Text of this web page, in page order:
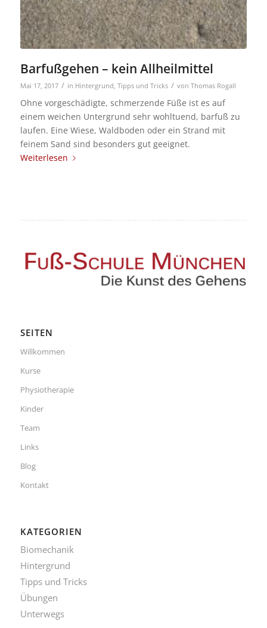
Barfußgehen – kein Allheilmittel
Mai 17, 2017 / in Hintergrund Tipps und Tricks / von Thomas Rogall
Ohne vorgeschädigte, schmerzende Füße ist es auf
einem weichen Untergrund sehr wohltuend, barfuß zu
laufen. Eine Wiese, Waldboden oder ein Strand mit
feinem Sand sind besonders gut geeignet.
Weiterlesen
SEITEN
Willkommen
Kurse
Physiotherapie
Kinder
Team
Links
Blog
Kontakt
KATEGORIEN
Biomechanik
Hintergrund
Tipps und Tricks
Übungen
Unterwegs